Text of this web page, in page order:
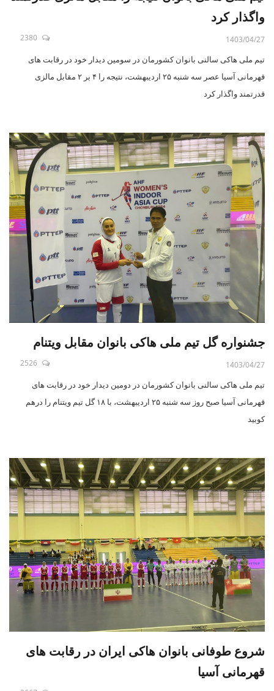
واگذار کرد
1403/04/27
2380
تیم ملی هاکی سالنی بانوان کشورمان در سومین دیدار خود در رقابت های
قهرمانی آسیا عصر سه شنبه ۲۵ اردیبهشت، نتیجه را ۴ بر ۲ مقابل مالزی
قدرتمند واگذار کرد
جشنواره گل تیم ملی هاکی بانوان مقابل ویتنام
1403/04/27
2526
تیم ملی هاکی سالنی بانوان کشورمان در دومین دیدار خود در رقابت های
قهرمانی آسیا صبح روز سه شنبه ۲۵ اردیبهشت، با ۱۸ گل تیم ویتنام را درهم
کوبید
شروع طوفانی بانوان هاکی ایران در رقابت های
قهرمانی آسیا